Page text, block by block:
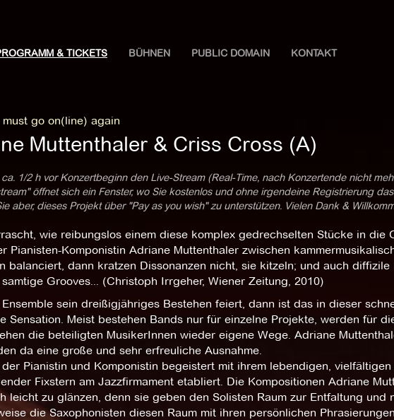
& TICKETS BÜHNEN PUBLIC DOMAIN KONTAKT
must go on(line) again
Muttenthaler & Criss Cross (A)
ca. 1/2 h vor Konzertbeginn den Live-Stream (Real-Time, nach Konzertende nicht
öffnet sich ein Fenster, wo Sie kostenlos und ohne irgendeine Registrierung
aber, dieses Projekt über "Pay as you wish" zu unterstützen. Vielen Dank &
wie reibungslos einem diese komplex gedrechselten Stücke in die
Pianisten-Komponistin Adriane Muttenthaler zwischen
balanciert, dann kratzen Dissonanzen nicht, sie kitzeln; und auch diffizile
Grooves... (Christoph Irrgeher, Wiener Zeitung, 2010)
sein dreißigjähriges Bestehen feiert, dann ist das in dieser
Sensation. Meist bestehen Bands nur für einzelne Projekte, werden für
die beteiligten MusikerInnen wieder eigene Wege. Adriane
da eine große und sehr erfreuliche Ausnahme.
Pianistin und Komponistin begeistert mit ihrem lebendigen,
Fixstern am Jazzfirmament etabliert. Die Kompositionen Adriane
leicht zu glänzen, denn sie geben den Solisten Raum zur Entfaltung und
die Saxophonisten diesen Raum mit ihren persönlichen